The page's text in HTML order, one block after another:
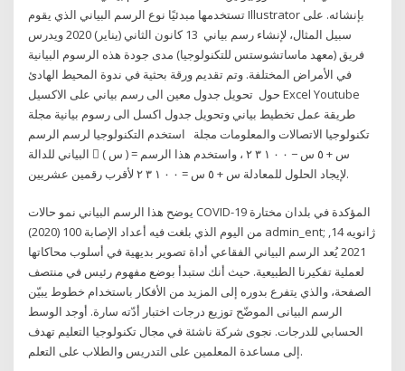
تستخدمها مبدئيًا نوع الرسم البياني الذي يقوم Illustrator بإنشائه. على
سبيل المثال، لإنشاء رسم بياني 13 كانون الثاني (يناير) 2020 ويدرس
فريق (معهد ماساتشوستس للتكنولوجيا) مدى جودة هذه الرسوم البيانية
في الأمراض المختلفة. وتم تقديم ورقة بحثية في ندوة المحيط الهادئ
حول تحويل جدول معين الى رسم بياني على الاكسيل Excel Youtube
طريقة عمل تخطيط بياني وتحويل جدول اكسل الى رسوم بيانية مجلة
تكنولوجيا الاتصالات والمعلومات مجلة استخدم التكنولوجيا لرسم الرسم
البياني للدالة 󰎨 ( 𞸎 ) = 𞸎 + ٥ 𞸎 − ٠ ٠ ١ ٣ ٢ ، واستخدم هذا الرسم
لإيجاد الحلول للمعادلة 𞸎 + ٥ 𞸎 = ٠ ٠ ١ ٣ ٢ لأقرب رقمين عشريين.
يوضح هذا الرسم البياني نمو حالات COVID-19 المؤكدة في بلدان مختارة
من اليوم الذي بلغت فيه أعداد الإصابة 100 (2020) admin_ent; ژانویه 14,
2021 يُعد الرسم البياني الفقاعي أداة تصوير بديهية في أسلوب محاكاتها
لعملية تفكيرنا الطبيعية. حيث أنك ستبدأ بوضع مفهوم رئيس في منتصف
الصفحة، والذي يتفرع بدوره إلى المزيد من الأفكار باستخدام خطوط يبيّن
الرسم البيانى الموضّح توزيع درجات اختبار أدّته سارة. أوجد الوسط
الحسابي للدرجات. نجوى شركة ناشئة في مجال تكنولوجيا التعليم تهدف
إلى مساعدة المعلمين على التدريس والطلاب على التعلم.